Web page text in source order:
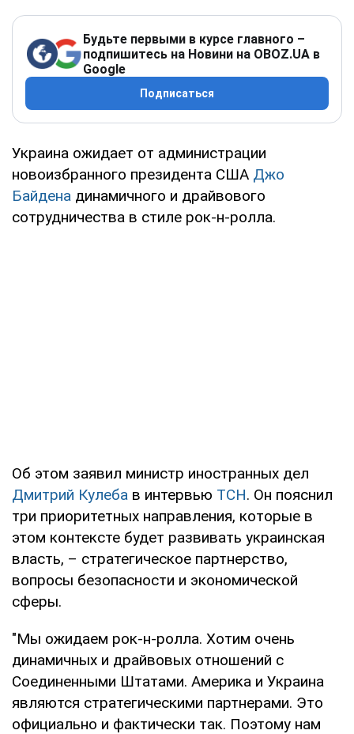
Будьте первыми в курсе главного –
подпишитесь на Новини на OBOZ.UA в
Google
Подписаться
Украина ожидает от администрации
новоизбранного президента США Джо
Байдена динамичного и драйвового
сотрудничества в стиле рок-н-ролла.
Об этом заявил министр иностранных дел
Дмитрий Кулеба в интервью ТСН. Он пояснил
три приоритетных направления, которые в
этом контексте будет развивать украинская
власть, – стратегическое партнерство,
вопросы безопасности и экономической
сферы.
"Мы ожидаем рок-н-ролла. Хотим очень
динамичных и драйвовых отношений с
Соединенными Штатами. Америка и Украина
являются стратегическими партнерами. Это
официально и фактически так. Поэтому нам